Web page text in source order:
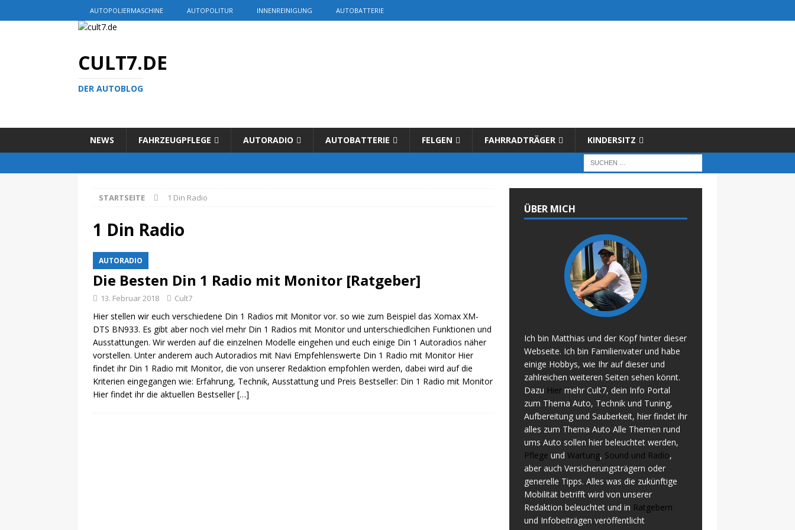
AUTOPOLIERMASCHINE AUTOPOLITUR INNENREINIGUNG AUTOBATTERIE
CULT7.DE
DER AUTOBLOG
NEWS FAHRZEUGPFLEGE AUTORADIO AUTOBATTERIE FELGEN FAHRRADTRÄGER KINDERSITZ
STARTSEITE 1 Din Radio
1 Din Radio
AUTORADIO
Die Besten Din 1 Radio mit Monitor [Ratgeber]
13. Februar 2018 Cult7
Hier stellen wir euch verschiedene Din 1 Radios mit Monitor vor. so wie zum Beispiel das Xomax XM-
DTS BN933. Es gibt aber noch viel mehr Din 1 Radios mit Monitor und unterschiedlcihen Funktionen und
Ausstattungen. Wir werden auf die einzelnen Modelle eingehen und euch einige Din 1 Autoradios näher
vorstellen. Unter anderem auch Autoradios mit Navi Empfehlenswerte Din 1 Radio mit Monitor Hier
findet ihr Din 1 Radio mit Monitor, die von unserer Redaktion empfohlen werden, dabei wird auf die
Kriterien eingegangen wie: Erfahrung, Technik, Ausstattung und Preis Bestseller: Din 1 Radio mit Monitor
Hier findet ihr die aktuellen Bestseller[…]
ÜBER MICH
Ich bin Matthias und der Kopf hinter dieser
Webseite. Ich bin Familienvater und habe
einige Hobbys, wie Ihr auf dieser und
zahlreichen weiteren Seiten sehen könnt.
Dazu Hiermehr Cult7, dein Info Portal
zum Thema Auto, Technik und Tuning,
Aufbereitung und Sauberkeit, hier findet ihr
alles zum Thema Auto Alle Themen rund
ums Auto sollen hier beleuchtet werden,
Pflege und Wartung, Sound und Radio,
aber auch Versicherungsträgern oder
generelle Tipps. Alles was die zukünftige
Mobilität betrifft wird von unserer
Redaktion beleuchtet und in Ratgebern
und Infobeiträgen veröffentlicht